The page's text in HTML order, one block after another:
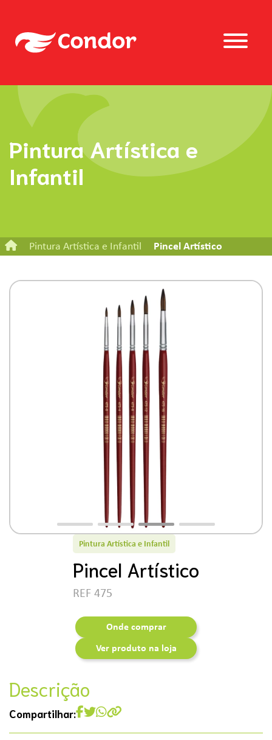
Pintura Artística e
Infantil
Pintura Artística e Infantil Pincel Artístico
Pintura Artística e Infantil
Pincel Artístico
REF 475
Onde comprar
Ver produto na loja
Descrição
Compartilhar: